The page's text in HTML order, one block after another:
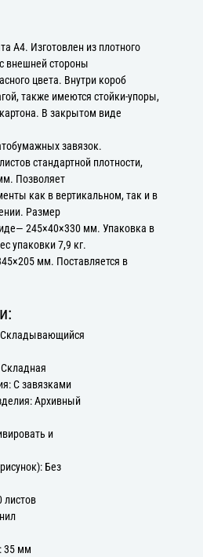
А4. Изготовлен из плотного
внешней стороны
цвета. Внутри короб
также имеются стойки-упоры,
В закрытом виде
завязок.
стандартной плотности,
Позволяет
как в вертикальном, так и в
Размер
245×40×330 мм. Упаковка в
упаковки 7,9 кг.
мм. Поставляется в
С завязками
Архивный
и
Без
листов
35 мм